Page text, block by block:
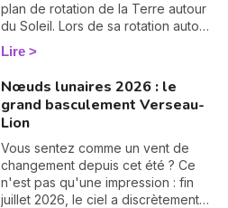
plan de rotation de la Terre autour
du Soleil. Lors de sa rotation autour
de la Terre, la Lune coupe
régulièrement ce plan de
qu’on appelle les Nœuds Lunaires.
Lire
Nœuds lunaires 2026 : le
grand basculement Verseau-
Lion
Vous sentez comme un vent de
changement depuis cet été ? Ce
n'est pas qu'une impression : fin
juillet 2026, le ciel a discrètement